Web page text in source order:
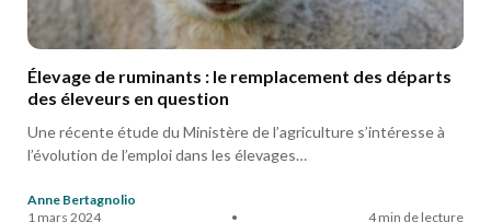
Élevage de ruminants : le remplacement des départs
des éleveurs en question
Une récente étude du Ministère de l’agriculture s’intéresse à
l’évolution de l’emploi dans les élevages…
Anne Bertagnolio
1 mars 2024
• 4 min de lecture